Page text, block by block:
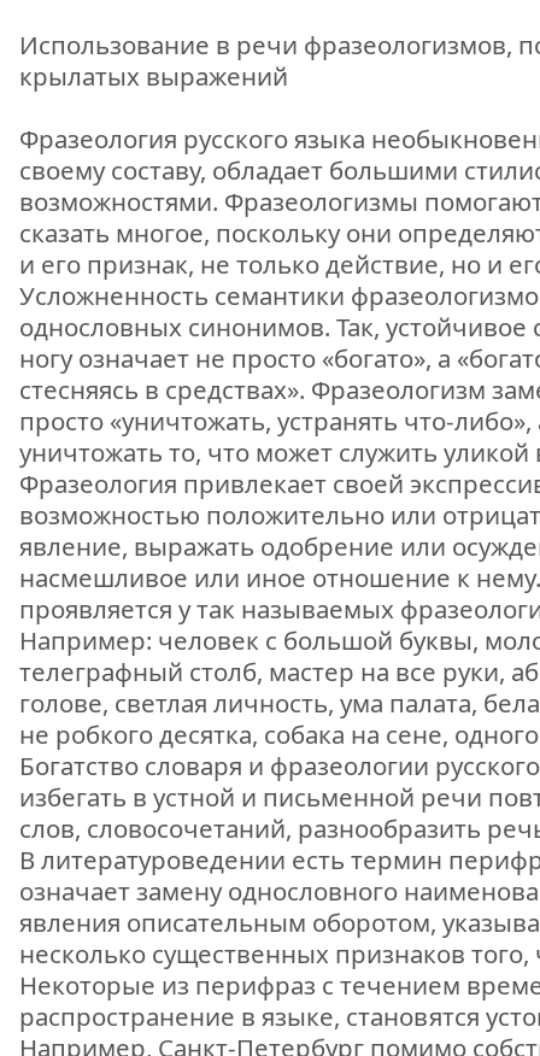
Использование в речи фразеологизмов,
крылатых выражений
Фразеология русского языка
своему составу, обладает большими
возможностями. Фразеологизмы
сказать многое, поскольку они
и его признак, не только действие, но и
Усложненность семантики
однословных синонимов. Так,
ногу означает не просто «богато», а
стесняясь в средствах». Фразеологизм
просто «уничтожать, устранять что-либо»,
уничтожать то, что может служить
Фразеология привлекает своей
возможностью положительно или
явление, выражать одобрение или
насмешливое или иное отношение к
проявляется у так называемых
Например: человек с большой буквы,
телеграфный столб, мастер на все руки,
голове, светлая личность, ума палата,
не робкого десятка, собака на сене,
Богатство словаря и фразеологии
избегать в устной и письменной речи
слов, словосочетаний, разнообразить
В литературоведении есть термин
означает замену однословного
явления описательным оборотом,
несколько существенных признаков того,
Некоторые из перифраз с течением
распространение в языке, становятся
Например, Санкт-Петербург помимо